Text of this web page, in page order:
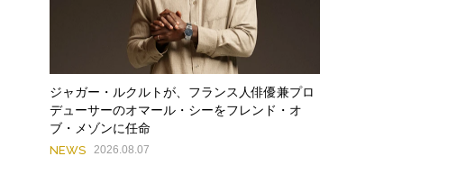
ジャガー・ルクルトが、フランス人俳優兼プロ
デューサーのオマール・シーをフレンド・オ
ブ・メゾンに任命
NEWS 2026.08.07